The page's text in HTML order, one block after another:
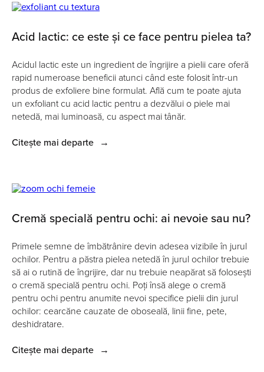
Acid lactic: ce este și ce face pentru pielea ta?
Acidul lactic este un ingredient de îngrijire a pielii care oferă
rapid numeroase beneficii atunci când este folosit într-un
produs de exfoliere bine formulat. Află cum te poate ajuta
un exfoliant cu acid lactic pentru a dezvălui o piele mai
netedă, mai luminoasă, cu aspect mai tânăr.
Citește mai departe →
Cremă specială pentru ochi: ai nevoie sau nu?
Primele semne de îmbătrânire devin adesea vizibile în jurul
ochilor. Pentru a păstra pielea netedă în jurul ochilor trebuie
să ai o rutină de îngrijire, dar nu trebuie neapărat să folosești
o cremă specială pentru ochi. Poți însă alege o cremă
pentru ochi pentru anumite nevoi specifice pielii din jurul
ochilor: cearcăne cauzate de oboseală, linii fine, pete,
deshidratare.
Citește mai departe →